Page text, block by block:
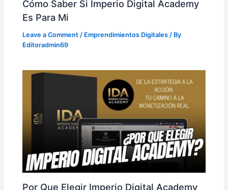
Cómo Saber Si Imperio Digital Academy
Es Para Mi
Leave a Comment / Emprendimientos Digitales / By
Editoradmin69
Por Que Elegir Imperio Digital Academy